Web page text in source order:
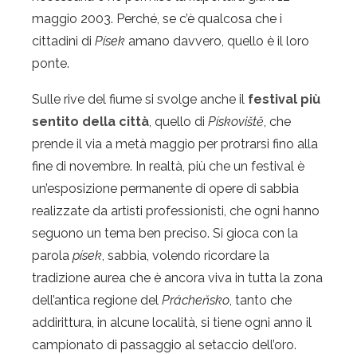
maggio 2003. Perché, se c’è qualcosa che i
cittadini di Písek amano davvero, quello è il loro
ponte.
Sulle rive del fiume si svolge anche il festival più
sentito della città, quello di Pískoviště, che
prende il via a metà maggio per protrarsi fino alla
fine di novembre. In realtà, più che un festival è
un’esposizione permanente di opere di sabbia
realizzate da artisti professionisti, che ogni hanno
seguono un tema ben preciso. Si gioca con la
parola písek, sabbia, volendo ricordare la
tradizione aurea che è ancora viva in tutta la zona
dell’antica regione del Prácheňsko, tanto che
addirittura, in alcune località, si tiene ogni anno il
campionato di passaggio al setaccio dell’oro.